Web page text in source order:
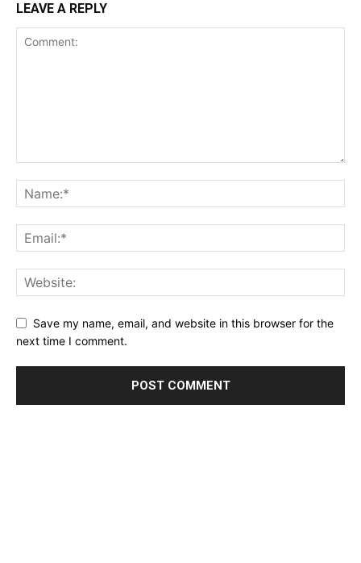
LEAVE A REPLY
Save my name, email, and website in this browser for the
next time I comment.